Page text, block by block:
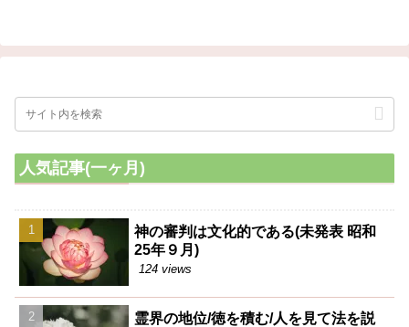
人気記事(一ヶ月)
神の審判は文化的である(未発表 昭和
25年９月)
124 views
霊界の地位/徳を積む/人を見て法を説